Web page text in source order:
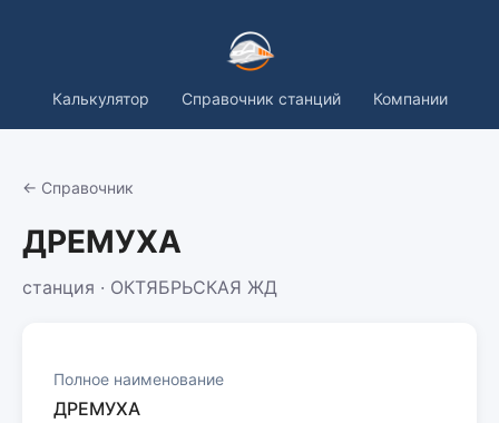
Калькулятор Справочник станций Компании
← Справочник
ДРЕМУХА
станция · ОКТЯБРЬСКАЯ ЖД
Полное наименование
ДРЕМУХА